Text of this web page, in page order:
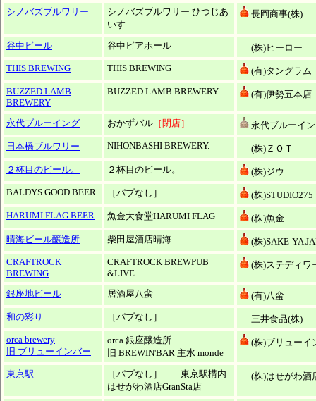
シノバズブルワリー
シノバズブルワリー ひつじあ
いす
長岡商事(株)
谷中ビール 谷中ビアホール
(株)ヒーロー
THIS BREWING
THIS BREWING
(有)タングラム
BUZZED LAMB
BREWERY
BUZZED LAMB BREWERY (有)伊勢五本店
永代ブルーイング おかずバル ［閉店］
永代ブルーイ
日本橋ブルワリー
NIHONBASHI BREWERY.
(株)ＺＯＴ
２杯目のビール。
２杯目のビール。
(株)ジウ
BALDYS GOOD BEER
［パブなし］
(株)STUDIO275
HARUMI FLAG BEER
魚金大食堂HARUMI FLAG
(株)魚金
晴海ビール醸造所
柴田屋酒店晴海
(株)SAKE-YA
CRAFTROCK
BREWING
CRAFTROCK BREWPUB
&LIVE
(株)ステディワ
銀座地ビール 居酒屋八蛮
(有)八蛮
和の彩り
［パブなし］
三井食品(株)
orca brewery
旧 ブリューインバー
orca 銀座醸造所
旧 BREWIN'BAR 主水 monde
(株)ブリューイ
東京駅
［パブなし］ 東京駅構内
はせがわ酒店GranSta店
(株)はせがわ酒